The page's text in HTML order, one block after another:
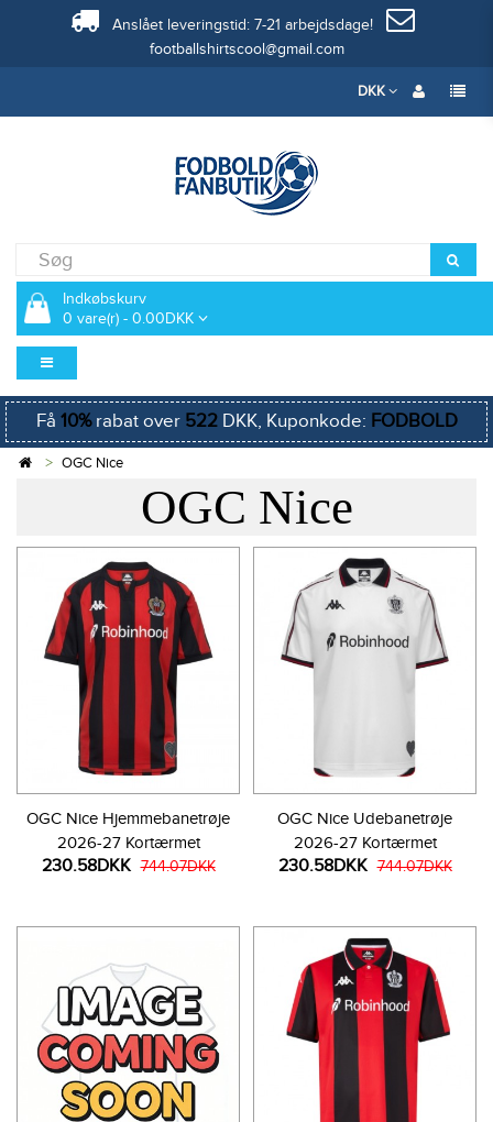
Anslået leveringstid: 7-21 arbejdsdage!
footballshirtscool@gmail.com
DKK
Indkøbskurv
0 vare(r) - 0.00DKK
Få 10%rabat over 522DKK, Kuponkode: FODBOLD
OGC Nice
OGC Nice
OGC Nice Hjemmebanetrøje
2026-27 Kortærmet
230.58DKK 744.07DKK
OGC Nice Udebanetrøje
2026-27 Kortærmet
230.58DKK 744.07DKK